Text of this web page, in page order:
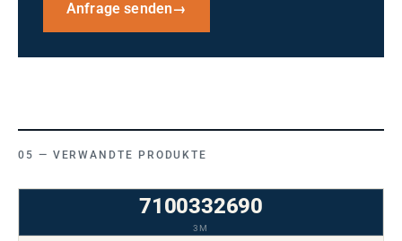
Anfrage senden→
VERWANDTE PRODUKTE
7100332690
3M